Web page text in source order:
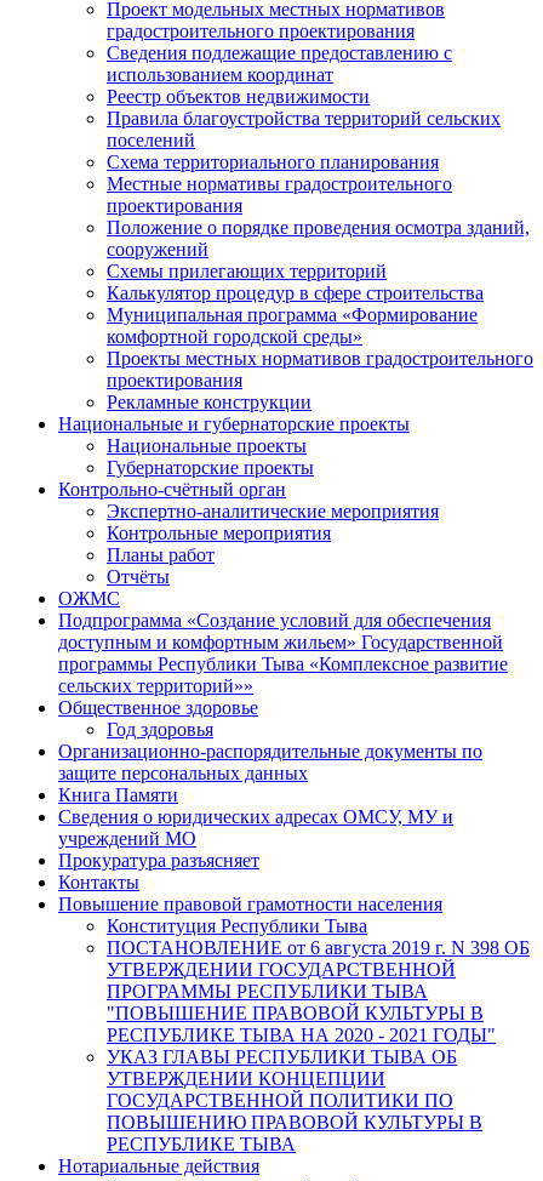
Проект модельных местных нормативов
градостроительного проектирования
Сведения подлежащие предоставлению с
использованием координат
Реестр объектов недвижимости
Правила благоустройства территорий сельских
поселений
Схема территориального планирования
Местные нормативы градостроительного
проектирования
Положение о порядке проведения осмотра зданий,
сооружений
Схемы прилегающих территорий
Калькулятор процедур в сфере строительства
Муниципальная программа «Формирование
комфортной городской среды»
Проекты местных нормативов градостроительного
проектирования
Рекламные конструкции
Национальные и губернаторские проекты
Национальные проекты
Губернаторские проекты
Контрольно-счётный орган
Экспертно-аналитические мероприятия
Контрольные мероприятия
Планы работ
Отчёты
ОЖМС
Подпрограмма «Создание условий для обеспечения
доступным и комфортным жильем» Государственной
программы Республики Тыва «Комплексное развитие
сельских территорий»»
Общественное здоровье
Год здоровья
Организационно-распорядительные документы по
защите персональных данных
Книга Памяти
Сведения о юридических адресах ОМСУ, МУ и
учреждений МО
Прокуратура разъясняет
Контакты
Повышение правовой грамотности населения
Конституция Республики Тыва
ПОСТАНОВЛЕНИЕ от 6 августа 2019 г. N 398 ОБ
УТВЕРЖДЕНИИ ГОСУДАРСТВЕННОЙ
ПРОГРАММЫ РЕСПУБЛИКИ ТЫВА
"ПОВЫШЕНИЕ ПРАВОВОЙ КУЛЬТУРЫ В
РЕСПУБЛИКЕ ТЫВА НА 2020 - 2021 ГОДЫ"
УКАЗ ГЛАВЫ РЕСПУБЛИКИ ТЫВА ОБ
УТВЕРЖДЕНИИ КОНЦЕПЦИИ
ГОСУДАРСТВЕННОЙ ПОЛИТИКИ ПО
ПОВЫШЕНИЮ ПРАВОВОЙ КУЛЬТУРЫ В
РЕСПУБЛИКЕ ТЫВА
Нотариальные действия